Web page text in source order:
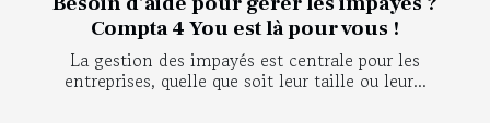
Compta 4 You est là pour vous !
La gestion des impayés est centrale pour les
entreprises, quelle que soit leur taille ou leur...